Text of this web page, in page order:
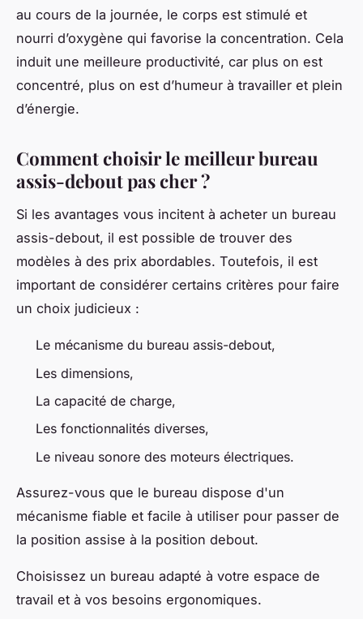
au cours de la journée, le corps est stimulé et
nourri d’oxygène qui favorise la concentration. Cela
induit une meilleure productivité, car plus on est
concentré, plus on est d’humeur à travailler et plein
d’énergie.
Comment choisir le meilleur bureau
assis-debout pas cher ?
Si les avantages vous incitent à acheter un bureau
assis-debout, il est possible de trouver des
modèles à des prix abordables. Toutefois, il est
important de considérer certains critères pour faire
un choix judicieux :
Le mécanisme du bureau assis-debout,
Les dimensions,
La capacité de charge,
Les fonctionnalités diverses,
Le niveau sonore des moteurs électriques.
Assurez-vous que le bureau dispose d'un
mécanisme fiable et facile à utiliser pour passer de
la position assise à la position debout.
Choisissez un bureau adapté à votre espace de
travail et à vos besoins ergonomiques.